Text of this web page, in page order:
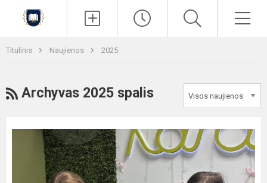
Titulinis Naujienos 2025
RSS
Archyvas 2025 spalis
Jelgava
septintokams
saldumynų